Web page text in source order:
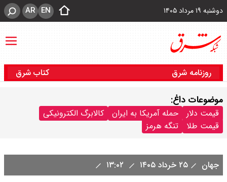
دوشنبه ۱۹ مرداد ۱۴۰۵ EN
AR
روزنامه شرق کتاب شرق
موضوعات داغ:
قیمت دلار حمله آمریکا به ایران
کالابرگ الکترونیکی
قیمت طلا
تنگه هرمز
جهان ۲۵ خرداد ۱۴۰۵